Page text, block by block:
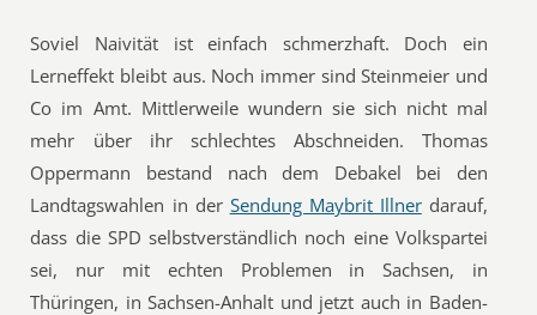
Soviel Naivität ist einfach schmerzhaft. Doch ein
Lerneffekt bleibt aus. Noch immer sind Steinmeier und
Co im Amt. Mittlerweile wundern sie sich nicht mal
mehr über ihr schlechtes Abschneiden. Thomas
Oppermann bestand nach dem Debakel bei den
Landtagswahlen in der Sendung Maybrit Illnerdarauf,
dass die SPD selbstverständlich noch eine Volkspartei
sei, nur mit echten Problemen in Sachsen, in
Thüringen, in Sachsen-Anhalt und jetzt auch in Baden-